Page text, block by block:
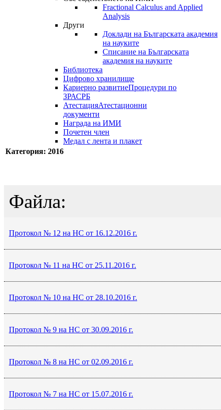
Fractional Calculus and Applied
Analysis
Други
Доклади на Българската академия
на науките
Списание на Българската
академия на науките
Библиотека
Цифрово хранилище
Кариерно развитиеПроцедури по
ЗРАСРБ
АтестацияАтестационни
документи
Награда на ИМИ
Почетен член
Медал с лента и плакет
Категория: 2016
Файла:
Протокол № 12 на НС от 16.12.2016 г.
Протокол № 11 на НС от 25.11.2016 г.
Протокол № 10 на НС от 28.10.2016 г.
Протокол № 9 на НС от 30.09.2016 г.
Протокол № 8 на НС от 02.09.2016 г.
Протокол № 7 на НС от 15.07.2016 г.